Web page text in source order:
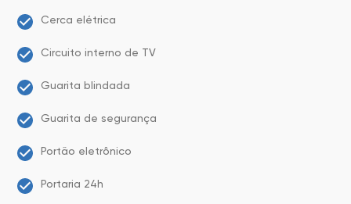
Cerca elétrica
Circuito interno de TV
Guarita blindada
Guarita de segurança
Portão eletrônico
Portaria 24h